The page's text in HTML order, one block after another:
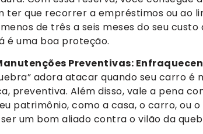
ter que recorrer a empréstimos ou ao
de três a seis meses do seu custo
é uma boa proteção.
Preventivas:
adora atacar quando seu carro é
preventiva. Além disso, vale a pena
patrimônio, como a casa, o carro, ou
um bom aliado contra o vilão da